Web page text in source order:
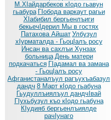
М.ХIайдарбеков кIодо гьавун
гьабура ГIобода варкаут рагьи
ХIабибил бергьенлъиги
бекьечIдерил Мы в гостях
Патахова Айшат Улбузул
хIурматалда - ГьоцIалъ росу
Инсан ва сахлъи Хунзах
больница День матери
подкачаться ГIадамал ва замана
- ГьоцIалъ росу
Афганистаналъул рагъухъабазул
дандч 8 Март кIодо гьабуна
Гьудуллъиялъул дандчIвай
ГIухьбузул къо кIодо гьабуна
КIудияб бергьенлъиялде
рачIунаго